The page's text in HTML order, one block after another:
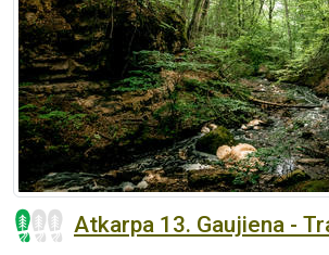
Atkarpa 13. Gaujiena -